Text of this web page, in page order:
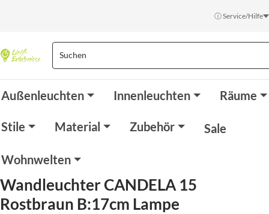
ⓘ Service/Hilfe
Außenleuchten Innenleuchten Räume
Stile Material Zubehör Sale
Wohnwelten
Wandleuchter CANDELA 15
Rostbraun B:17cm Lampe